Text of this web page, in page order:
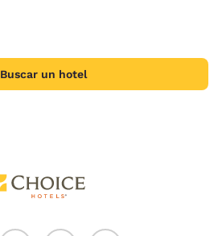
Buscar un hotel